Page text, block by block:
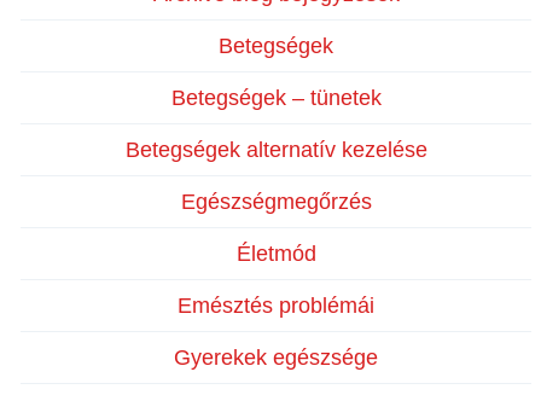
Betegségek
Betegségek – tünetek
Betegségek alternatív kezelése
Egészségmegőrzés
Életmód
Emésztés problémái
Gyerekek egészsége